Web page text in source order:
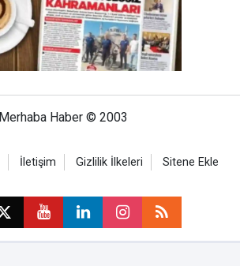
Merhaba Haber © 2003
İletişim Gizlilik İlkeleri Sitene Ekle